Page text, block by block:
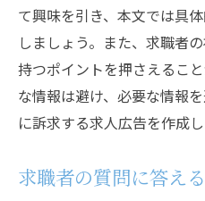
て興味を引き、本文では具
しましょう。また、求職者
持つポイントを押さえるこ
な情報は避け、必要な情報
に訴求する求人広告を作成し
求職者の質問に答え